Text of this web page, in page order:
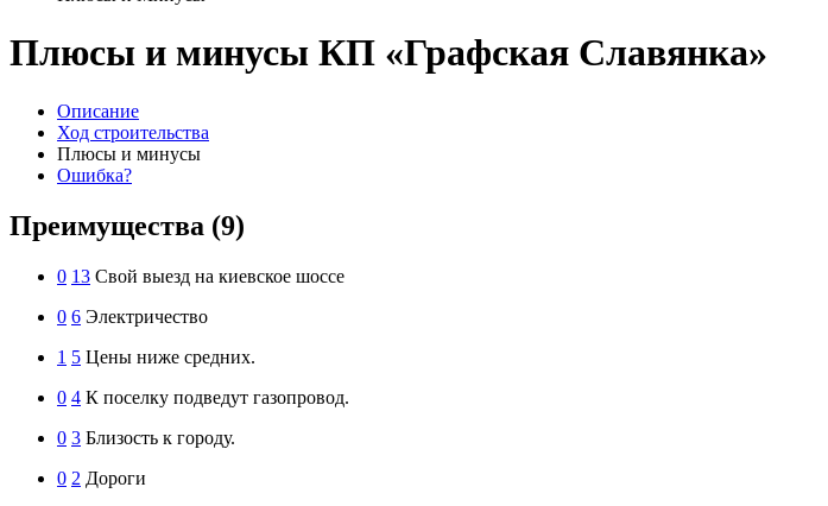
Плюсы и минусы КП «Графская Славянка»
Описание
Ход строительства
Плюсы и минусы
Ошибка?
Преимущества (9)
0 13 Свой выезд на киевское шоссе
0 6 Электричество
1 5 Цены ниже средних.
0 4 К поселку подведут газопровод.
0 3 Близость к городу.
0 2 Дороги